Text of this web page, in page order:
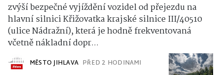
zvýší bezpečné vyjíždění vozidel od přejezdu na
hlavní silnici Křižovatka krajské silnice III/40510
(ulice Nádražní), která je hodně frekventovaná
včetně nákladní dopr...
MĚSTO JIHLAVA PŘED 2 HODINAMI